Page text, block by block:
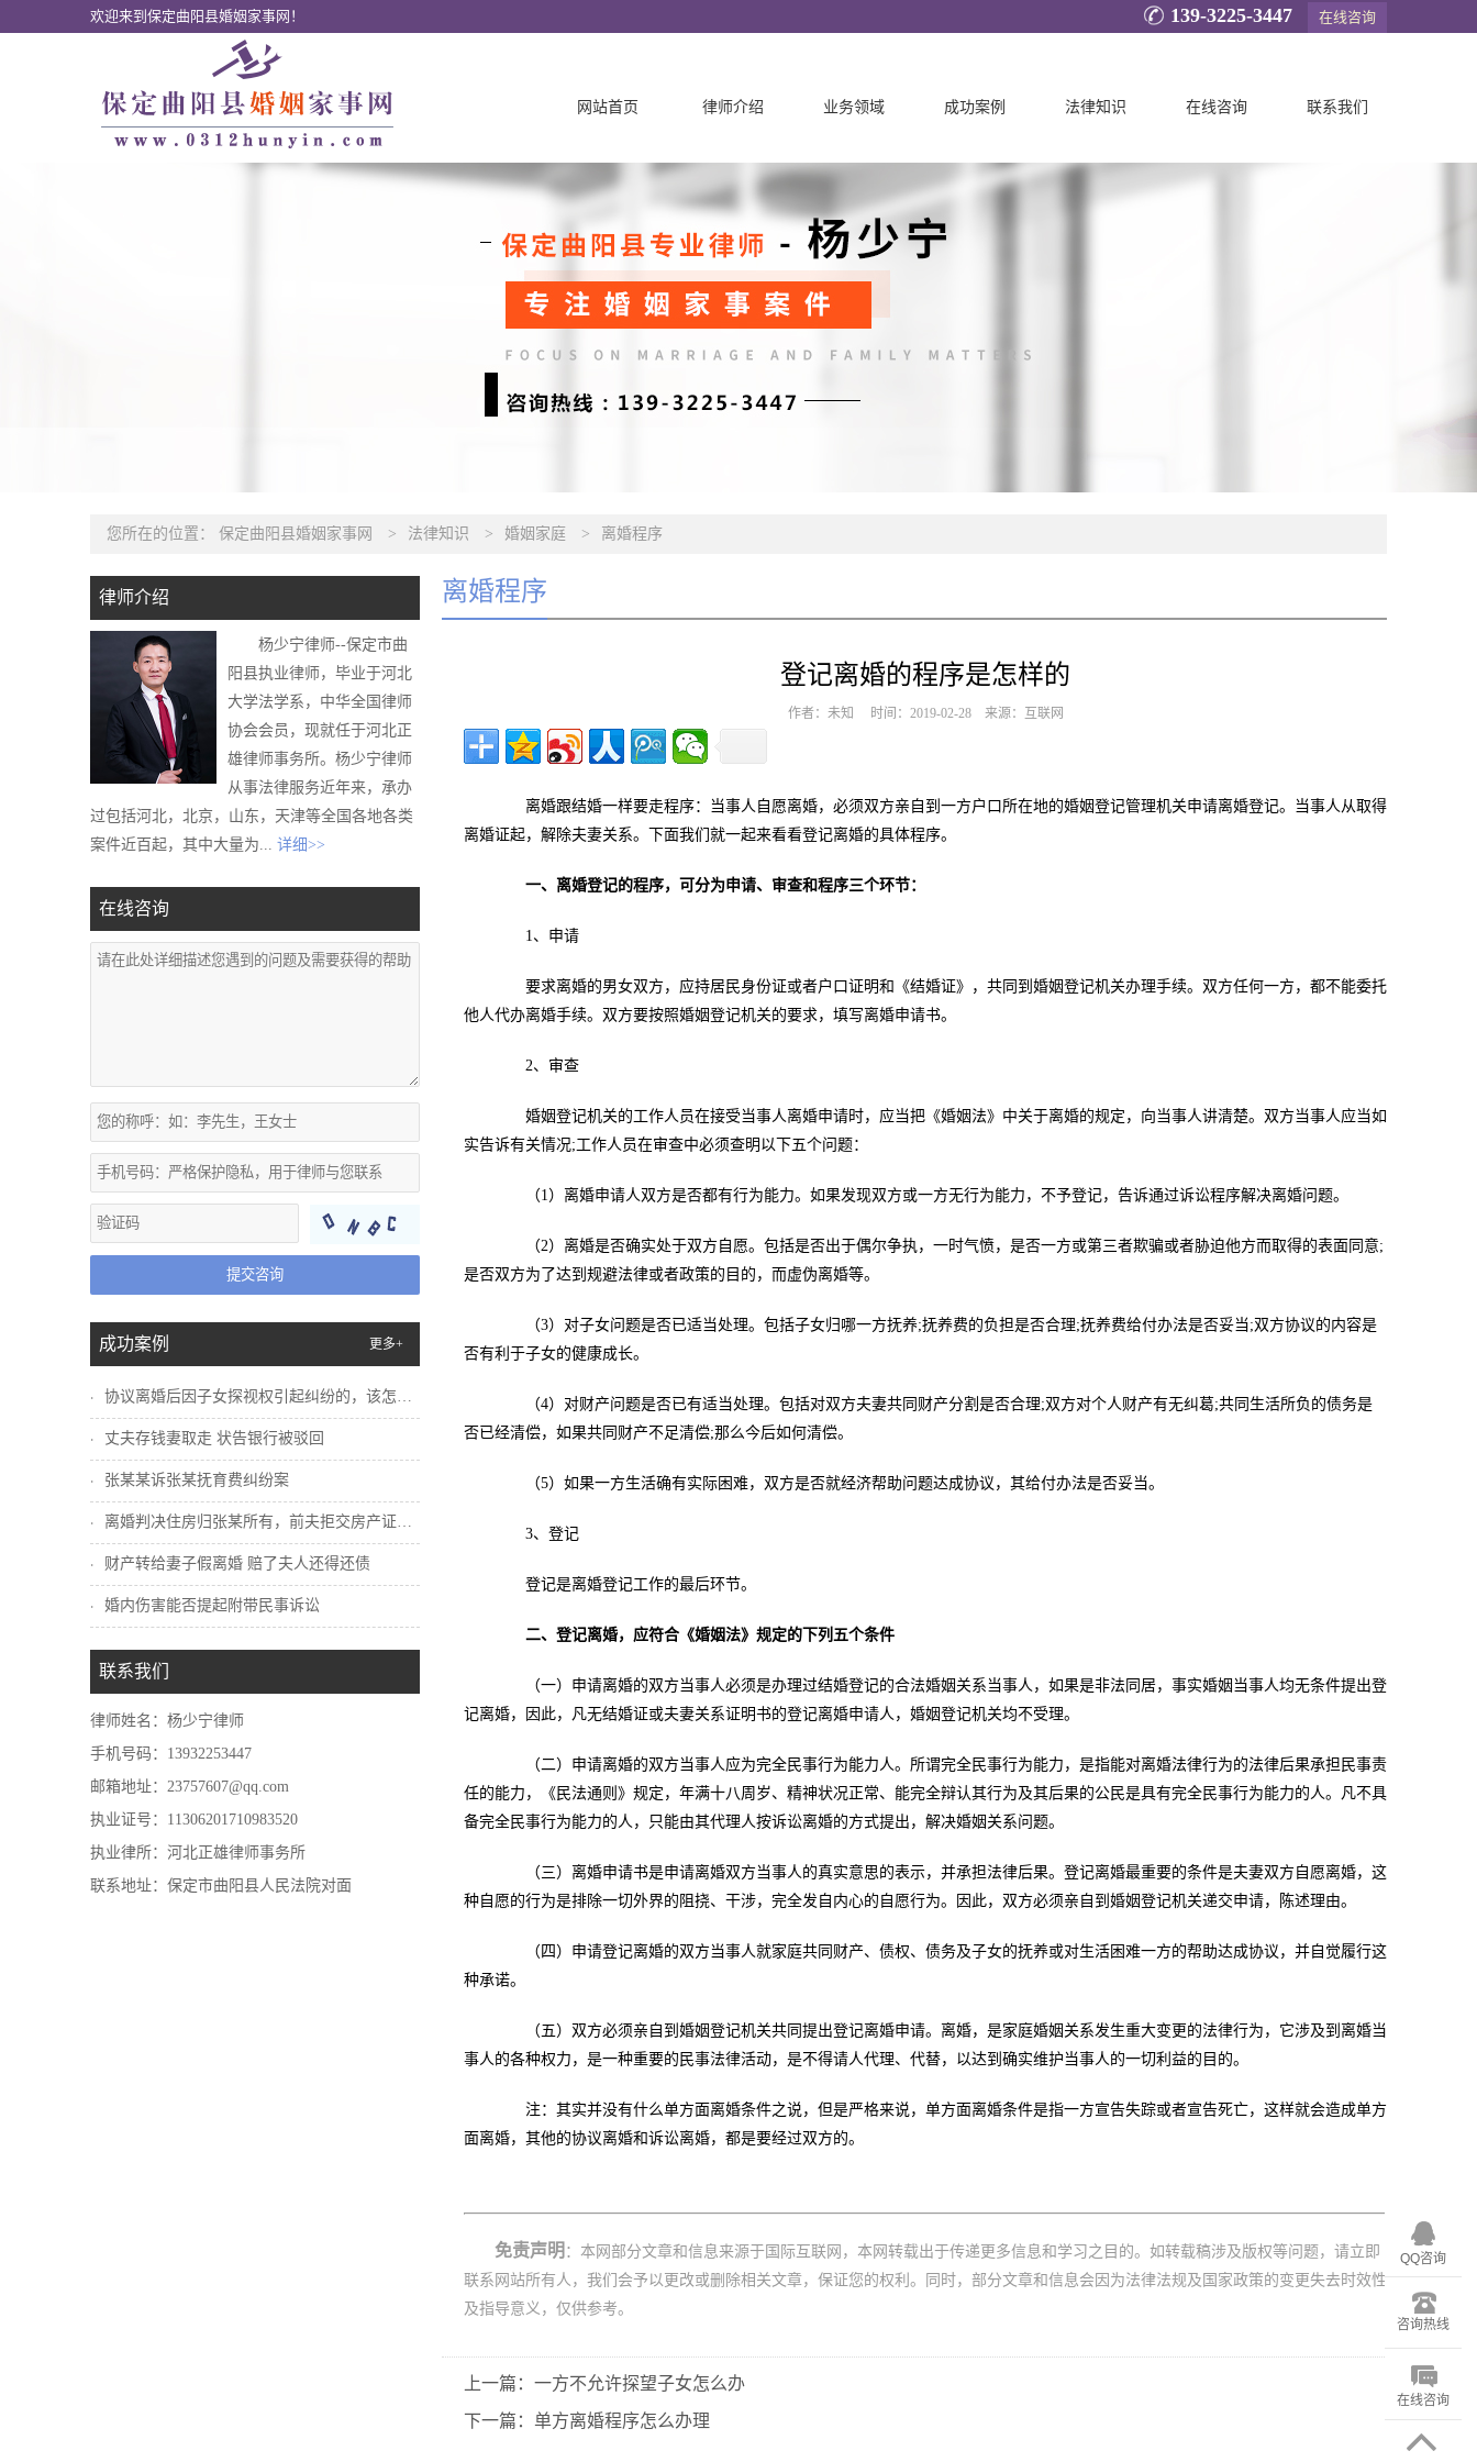
欢迎来到保定曲阳县婚姻家事网！ 139-3225-3447 在线咨询
网站首页 律师介绍 业务领域 成功案例 法律知识 在线咨询 联系我们
您所在的位置： 保定曲阳县婚姻家事网 > 法律知识 > 婚姻家庭 > 离婚程序
律师介绍
杨少宁律师--保定市曲
阳县执业律师，毕业于河北
大学法学系，中华全国律师
协会会员，现就任于河北正
雄律师事务所。杨少宁律师
从事法律服务近年来，承办
过包括河北，北京，山东，天津等全国各地各类
案件近百起，其中大量为... 详细>>
在线咨询
提交咨询
成功案例 更多+
协议离婚后因子女探视权引起纠纷的，该怎么...
丈夫存钱妻取走 状告银行被驳回
张某某诉张某抚育费纠纷案
离婚判决住房归张某所有，前夫拒交房产证怎...
财产转给妻子假离婚 赔了夫人还得还债
婚内伤害能否提起附带民事诉讼
联系我们
律师姓名：杨少宁律师
手机号码：13932253447
邮箱地址：23757607@qq.com
执业证号：11306201710983520
执业律所：河北正雄律师事务所
联系地址：保定市曲阳县人民法院对面
离婚程序
登记离婚的程序是怎样的
作者：未知 时间：2019-02-28 来源：互联网
离婚跟结婚一样要走程序：当事人自愿离婚，必须双方亲自到一方户口所在地的婚姻登记管理机关申请离婚登记。当事人从取得
离婚证起，解除夫妻关系。下面我们就一起来看看登记离婚的具体程序。
一、离婚登记的程序，可分为申请、审查和程序三个环节：
1、申请
要求离婚的男女双方，应持居民身份证或者户口证明和《结婚证》，共同到婚姻登记机关办理手续。双方任何一方，都不能委托
他人代办离婚手续。双方要按照婚姻登记机关的要求，填写离婚申请书。
2、审查
婚姻登记机关的工作人员在接受当事人离婚申请时，应当把《婚姻法》中关于离婚的规定，向当事人讲清楚。双方当事人应当如
实告诉有关情况;工作人员在审查中必须查明以下五个问题：
（1）离婚申请人双方是否都有行为能力。如果发现双方或一方无行为能力，不予登记，告诉通过诉讼程序解决离婚问题。
（2）离婚是否确实处于双方自愿。包括是否出于偶尔争执，一时气愤，是否一方或第三者欺骗或者胁迫他方而取得的表面同意;
是否双方为了达到规避法律或者政策的目的，而虚伪离婚等。
（3）对子女问题是否已适当处理。包括子女归哪一方抚养;抚养费的负担是否合理;抚养费给付办法是否妥当;双方协议的内容是
否有利于子女的健康成长。
（4）对财产问题是否已有适当处理。包括对双方夫妻共同财产分割是否合理;双方对个人财产有无纠葛;共同生活所负的债务是
否已经清偿，如果共同财产不足清偿;那么今后如何清偿。
（5）如果一方生活确有实际困难，双方是否就经济帮助问题达成协议，其给付办法是否妥当。
3、登记
登记是离婚登记工作的最后环节。
二、登记离婚，应符合《婚姻法》规定的下列五个条件
（一）申请离婚的双方当事人必须是办理过结婚登记的合法婚姻关系当事人，如果是非法同居，事实婚姻当事人均无条件提出登
记离婚，因此，凡无结婚证或夫妻关系证明书的登记离婚申请人，婚姻登记机关均不受理。
（二）申请离婚的双方当事人应为完全民事行为能力人。所谓完全民事行为能力，是指能对离婚法律行为的法律后果承担民事责
任的能力，《民法通则》规定，年满十八周岁、精神状况正常、能完全辩认其行为及其后果的公民是具有完全民事行为能力的人。凡不具
备完全民事行为能力的人，只能由其代理人按诉讼离婚的方式提出，解决婚姻关系问题。
（三）离婚申请书是申请离婚双方当事人的真实意思的表示，并承担法律后果。登记离婚最重要的条件是夫妻双方自愿离婚，这
种自愿的行为是排除一切外界的阻挠、干涉，完全发自内心的自愿行为。因此，双方必须亲自到婚姻登记机关递交申请，陈述理由。
（四）申请登记离婚的双方当事人就家庭共同财产、债权、债务及子女的抚养或对生活困难一方的帮助达成协议，并自觉履行这
种承诺。
（五）双方必须亲自到婚姻登记机关共同提出登记离婚申请。离婚，是家庭婚姻关系发生重大变更的法律行为，它涉及到离婚当
事人的各种权力，是一种重要的民事法律活动，是不得请人代理、代替，以达到确实维护当事人的一切利益的目的。
注：其实并没有什么单方面离婚条件之说，但是严格来说，单方面离婚条件是指一方宣告失踪或者宣告死亡，这样就会造成单方
面离婚，其他的协议离婚和诉讼离婚，都是要经过双方的。
免责声明 ：本网部分文章和信息来源于国际互联网，本网转载出于传递更多信息和学习之目的。如转载稿涉及版权等问题，请立即
联系网站所有人，我们会予以更改或删除相关文章，保证您的权利。同时，部分文章和信息会因为法律法规及国家政策的变更失去时效性
及指导意义，仅供参考。
上一篇：一方不允许探望子女怎么办
下一篇：单方离婚程序怎么办理
QQ咨询
咨询热线
在线咨询